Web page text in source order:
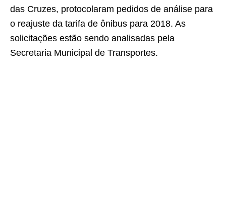
das Cruzes, protocolaram pedidos de análise para
o reajuste da tarifa de ônibus para 2018. As
solicitações estão sendo analisadas pela
Secretaria Municipal de Transportes.